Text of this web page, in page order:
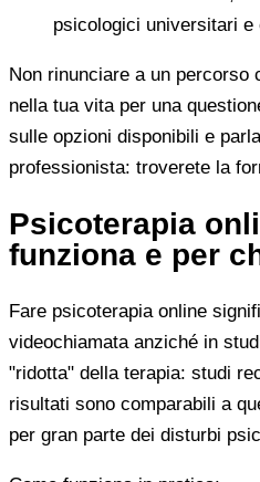
psicologici universitari e
Non rinunciare a un percorso
nella tua vita per una
sulle opzioni disponibili e
professionista: troverete la
Psicoterapia
funziona e per
Fare psicoterapia online
videochiamata anziché in
"ridotta" della terapia: studi
risultati sono comparabili a
per gran parte dei disturbi